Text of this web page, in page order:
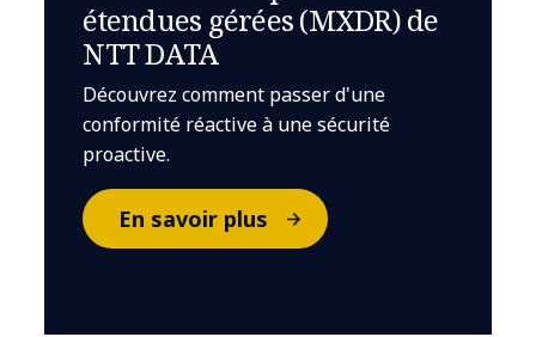
étendues gérées (MXDR) de
NTT DATA
Découvrez comment passer d'une
conformité réactive à une sécurité
proactive.
En savoir plus